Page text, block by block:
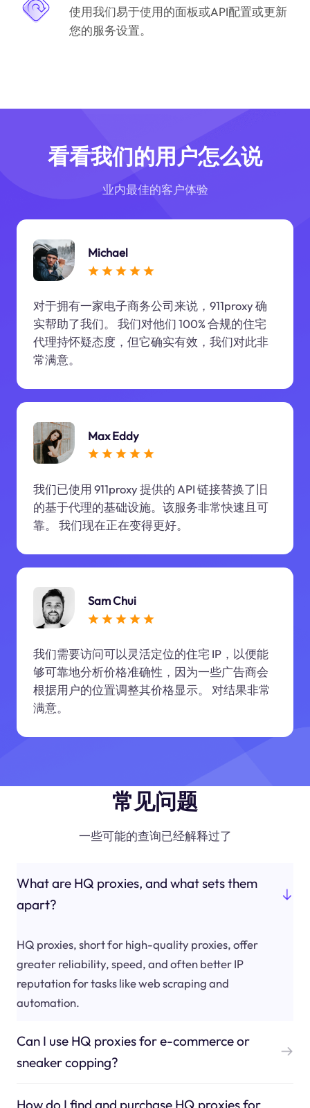
使用我们易于使用的面板或API配置或更新
您的服务设置。
看看我们的用户怎么说
业内最佳的客户体验
Michael
对于拥有一家电子商务公司来说，911proxy 确
实帮助了我们。 我们对他们 100% 合规的住宅
代理持怀疑态度，但它确实有效，我们对此非
常满意。
Max Eddy
我们已使用 911proxy 提供的 API 链接替换了旧
的基于代理的基础设施。该服务非常快速且可
靠。 我们现在正在变得更好。
Sam Chui
我们需要访问可以灵活定位的住宅 IP，以便能
够可靠地分析价格准确性，因为一些广告商会
根据用户的位置调整其价格显示。 对结果非常
满意。
常见问题
一些可能的查询已经解释过了
What are HQ proxies, and what sets them
apart?
HQ proxies, short for high-quality proxies, offer
greater reliability, speed, and often better IP
reputation for tasks like web scraping and
automation.
Can I use HQ proxies for e-commerce or
sneaker copping?
How do I find and purchase HQ proxies for